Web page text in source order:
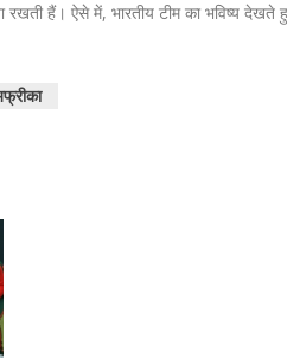
हैं। ऐसे में, भारतीय टीम का भविष्य देखते